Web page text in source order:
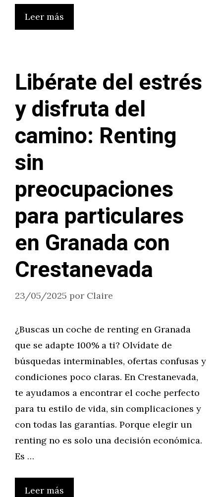
Leer más
Libérate del estrés
y disfruta del
camino: Renting
sin
preocupaciones
para particulares
en Granada con
Crestanevada
23/05/2025 por Claire
¿Buscas un coche de renting en Granada
que se adapte 100% a ti? Olvídate de
búsquedas interminables, ofertas confusas y
condiciones poco claras. En Crestanevada,
te ayudamos a encontrar el coche perfecto
para tu estilo de vida, sin complicaciones y
con todas las garantías. Porque elegir un
renting no es solo una decisión económica.
Es …
Leer más